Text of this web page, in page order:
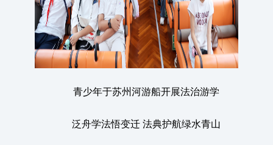
青少年于苏州河游船开展法治游学
泛舟学法悟变迁 法典护航绿水青山